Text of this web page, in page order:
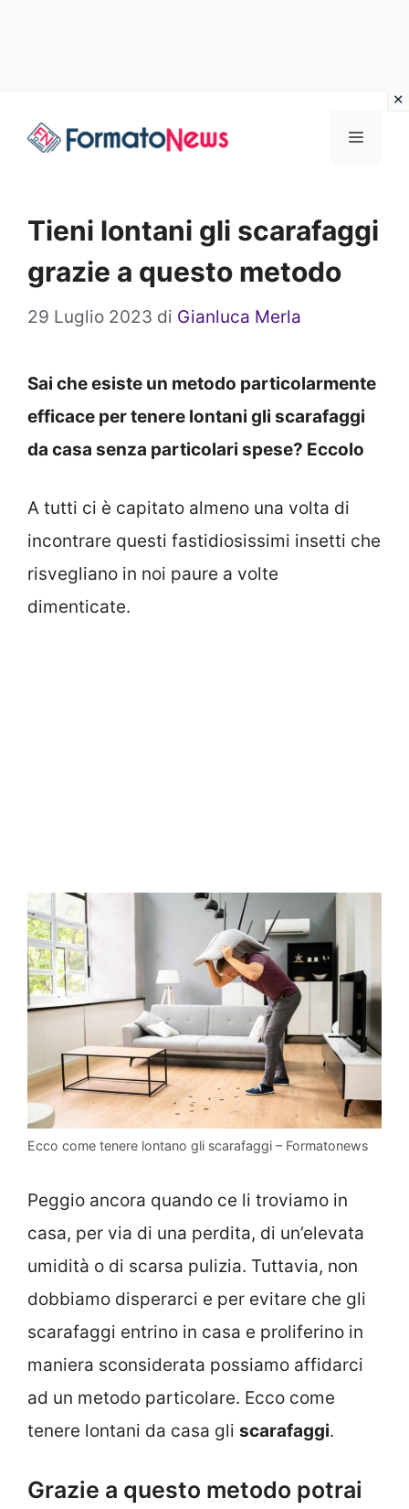
Menu
Tieni lontani gli scarafaggi
grazie a questo metodo
29 Luglio 2023 di Gianluca Merla
Sai che esiste un metodo particolarmente
efficace per tenere lontani gli scarafaggi
da casa senza particolari spese? Eccolo
A tutti ci è capitato almeno una volta di
incontrare questi fastidiosissimi insetti che
risvegliano in noi paure a volte
dimenticate.
Ecco come tenere lontano gli scarafaggi – Formatonews
Peggio ancora quando ce li troviamo in
casa, per via di una perdita, di un’elevata
umidità o di scarsa pulizia. Tuttavia, non
dobbiamo disperarci e per evitare che gli
scarafaggi entrino in casa e proliferino in
maniera sconsiderata possiamo affidarci
ad un metodo particolare. Ecco come
tenere lontani da casa gli scarafaggi.
Grazie a questo metodo potrai